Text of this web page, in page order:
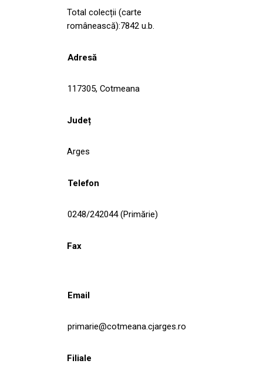
Total colecții (carte
românească):7842 u.b.
Adresă
117305, Cotmeana
Județ
Arges
Telefon
0248/242044 (Primărie)
Fax
Email
primarie@cotmeana.cjarges.ro
Filiale